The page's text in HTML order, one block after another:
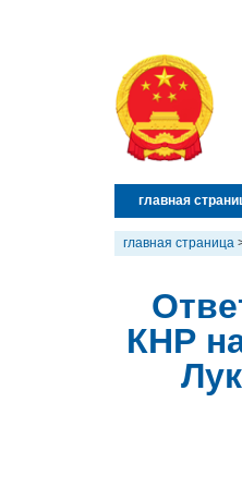
главная
главная страница
КНР